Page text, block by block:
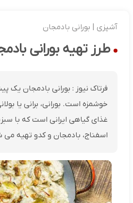
آشپزی | بورانی بادمجان
طرز تهیه بورانی
فرتاک نیوز : بورانی بادمجان یک
خوشمزه است. بورانی، برانی یا
غذای گیاهی ایرانی است که با
اسفناج، بادمجان و کدو تهیه می